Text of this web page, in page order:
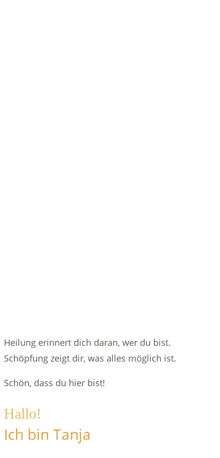
Heilung erinnert dich daran, wer du bist.
Schöpfung zeigt dir, was alles möglich ist.
Schön, dass du hier bist!
Hallo!
Ich bin Tanja